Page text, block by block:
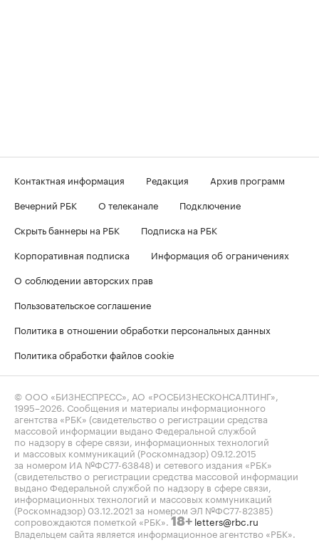
Контактная информация Редакция
Архив программ
Вечерний РБК
О телеканале
Подключение
Скрыть баннеры на РБК
Подписка на РБК
Корпоративная подписка
Информация об ограничениях
О соблюдении авторских прав
Пользовательское соглашение
Политика в отношении обработки персональных данных
Политика обработки файлов cookie
© ООО «БИЗНЕСПРЕСС», АО «РОСБИЗНЕСКОНСАЛТИНГ»,
1995–2026 . Сообщения и материалы информационного
агентства «РБК» (свидетельство о регистрации средства
массовой информации выдано Федеральной службой
по надзору в сфере связи, информационных технологий
и массовых коммуникаций (Роскомнадзор) 09.12.2015
за номером ИА №ФС77-63848) и сетевого издания «РБК»
(свидетельство о регистрации средства массовой информации
выдано Федеральной службой по надзору в сфере связи,
информационных технологий и массовых коммуникаций
(Роскомнадзор) 03.12.2021 за номером ЭЛ №ФС77-82385)
сопровождаются пометкой «РБК». 18+ letters@rbc.ru
Владельцем сайта является информационное агентство «РБК».